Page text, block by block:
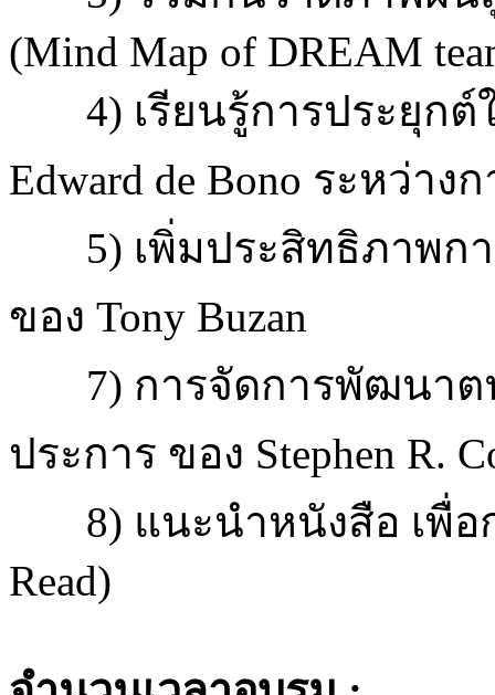
(Mind Map of DREAM
4) เรียนรู้การประยุกต์
Edward de Bono ระหว่าง
5) เพิ่มประสิทธิภาพกา
ของ Tony Buzan
7) การจัดการพัฒนาตน
ประการ ของ Stephen R.
8) แนะนำหนังสือ เพื่อก
Read)